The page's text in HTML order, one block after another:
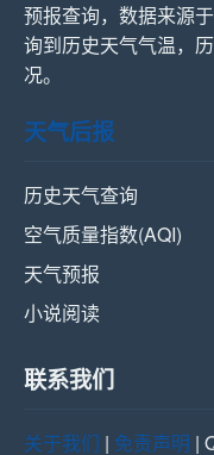
预报查询，数据来源
询到历史天气气温，
况。
天气后报
历史天气查询
空气质量指数(AQI)
天气预报
小说阅读
联系我们
关于我们 | 免责声明 |